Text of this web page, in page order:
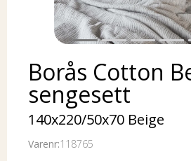
Borås Cotton
sengesett
140x220/50x70 Beige
Varenr:118765